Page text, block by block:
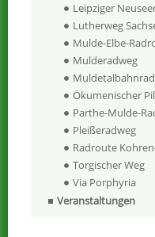
Leipziger
Lutherweg
Mulde-Elbe-
Mulderadweg
Ökumenischer
Parthe-Mulde-
Pleißeradweg
Radroute
Torgischer Weg
Via Porphyria
Veranstaltungen